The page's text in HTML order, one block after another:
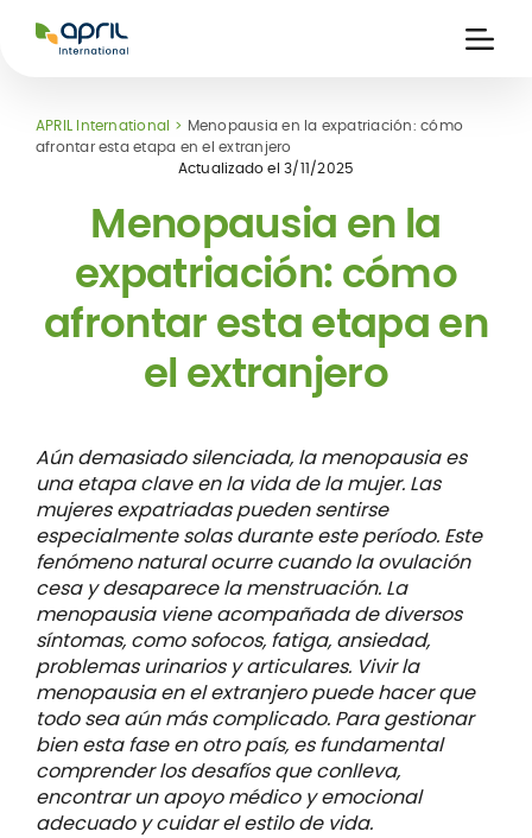
International
APRIL International
Menopausia en la expatriación: cómo
afrontar esta etapa en el extranjero
Actualizado el3/11/2025
Menopausia en la
expatriación: cómo
afrontar esta etapa en
el extranjero
Aún demasiado silenciada, la menopausia es
una etapa clave en la vida de la mujer. Las
mujeres expatriadas pueden sentirse
especialmente solas durante este período. Este
fenómeno natural ocurre cuando la ovulación
cesa y desaparece la menstruación. La
menopausia viene acompañada de diversos
síntomas, como sofocos, fatiga, ansiedad,
problemas urinarios y articulares. Vivir la
menopausia en el extranjero puede hacer que
todo sea aún más complicado. Para gestionar
bien esta fase en otro país, es fundamental
comprender los desafíos que conlleva,
encontrar un apoyo médico y emocional
adecuado y cuidar el estilo de vida.